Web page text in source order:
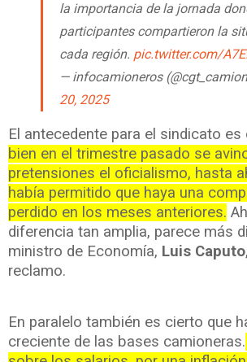
la importancia de la jornada
participantes compartieron la
cada región. pic.twitter.com/
— infocamioneros
20, 2025
El antecedente para el sindicato es
bien en el trimestre pasado se
pretensiones el oficialismo, hasta
había permitido que haya una
perdido en los meses anteriores.
diferencia tan amplia, parece más
ministro de Economía, Luis Caputo
reclamo.
En paralelo también es cierto que
creciente de las bases camioneras.